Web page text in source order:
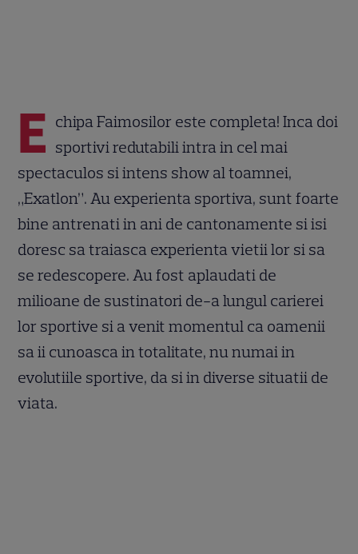
E chipa Faimosilor este completa! Inca doi
sportivi redutabili intra in cel mai
spectaculos si intens show al toamnei,
„Exatlon”. Au experienta sportiva, sunt foarte
bine antrenati in ani de cantonamente si isi
doresc sa traiasca experienta vietii lor si sa
se redescopere. Au fost aplaudati de
milioane de sustinatori de-a lungul carierei
lor sportive si a venit momentul ca oamenii
sa ii cunoasca in totalitate, nu numai in
evolutiile sportive, da si in diverse situatii de
viata.